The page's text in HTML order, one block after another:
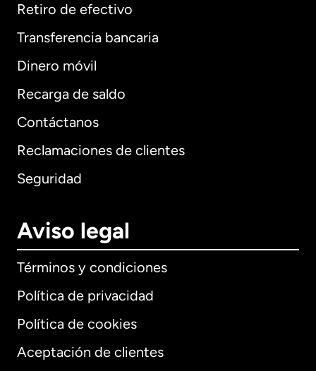
Retiro de efectivo
Transferencia bancaria
Dinero móvil
Recarga de saldo
Contáctanos
Reclamaciones de clientes
Seguridad
Aviso legal
Términos y condiciones
Política de privacidad
Política de cookies
Aceptación de clientes